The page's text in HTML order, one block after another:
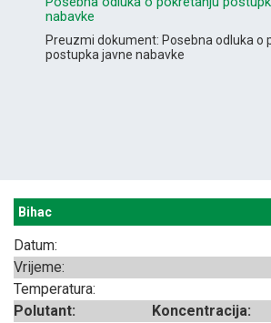
nabavke
Preuzmi dokument: Posebna odluka o
postupka javne nabavke
Bihac
Datum:
Vrijeme:
Temperatura:
Polutant:
Koncentracija: